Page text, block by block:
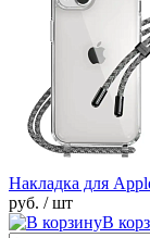
Накладка для
руб. / шт
В